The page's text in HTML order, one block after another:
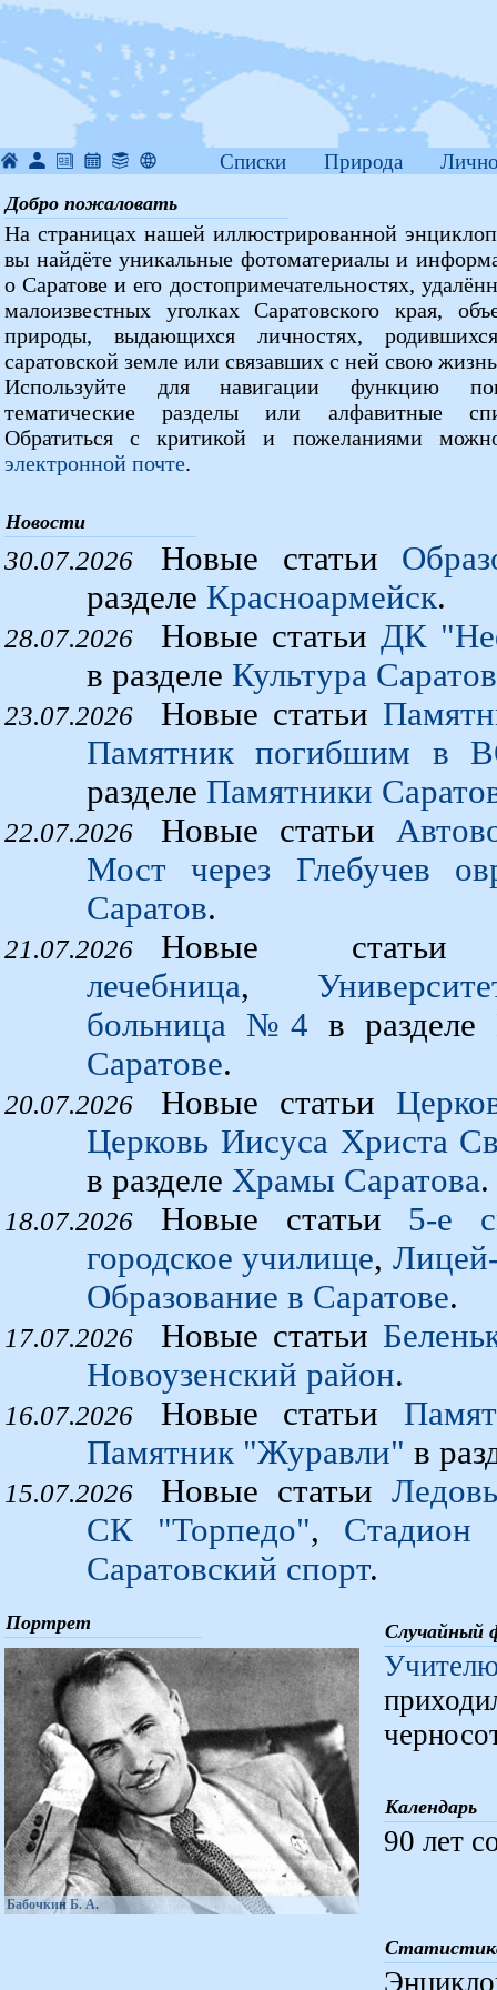
Списки Природа
Добро пожаловать
На страницах нашей иллюстрированной
вы найдёте уникальные фотоматериалы и
о Саратове и его достопримечательностях,
малоизвестных уголках Саратовского края,
природы, выдающихся личностях,
саратовской земле или связавших с ней свою
Используйте для навигации функцию
тематические разделы или алфавитные
Обратиться с критикой и пожеланиями
электронной почте.
Новости
30.07.2026 Новые статьи
разделе Красноармейск.
28.07.2026 Новые статьи ДК
в разделе Культура
23.07.2026 Новые статьи
Памятник погибшим в
разделе Памятники
22.07.2026 Новые статьи
Мост через Глебучев
Саратов.
21.07.2026 Новые
лечебница,
больница №4 в разделе
Саратове.
20.07.2026 Новые статьи
Церковь Иисуса Христа
в разделе Храмы Саратова.
18.07.2026 Новые статьи 5-е
городское училище,
Образование в Саратове.
17.07.2026 Новые статьи
Новоузенский район.
16.07.2026 Новые статьи
Памятник "Журавли" в
15.07.2026 Новые статьи
CК "Торпедо", Cтадион
Саратовский спорт.
Портрет
Бабочкин Б. А.
Случайный
Календарь
90 лет